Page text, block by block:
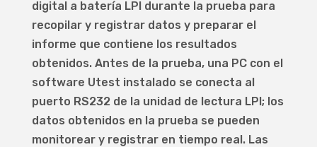
digital a batería LPI durante la prueba para
recopilar y registrar datos y preparar el
informe que contiene los resultados
obtenidos. Antes de la prueba, una PC con el
software Utest instalado se conecta al
puerto RS232 de la unidad de lectura LPI; los
datos obtenidos en la prueba se pueden
monitorear y registrar en tiempo real. Las